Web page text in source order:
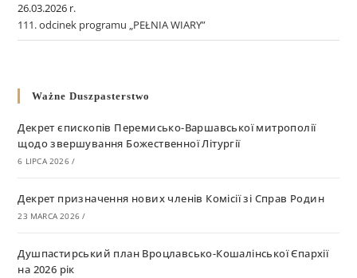
26.03.2026 r.
111. odcinek programu „PEŁNIA WIARY”
Ważne Duszpasterstwo
Декрет єпископів Перемисько-Варшавської митрополії
щодо звершування Божественної Літургії
6 LIPCA 2026 /
Декрет призначення нових членів Комісії зі Справ Родин
23 MARCA 2026 /
Душпастирський план Вроцлавсько-Кошалінської Єпархії
на 2026 рік